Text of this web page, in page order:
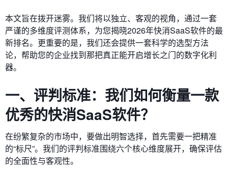
本文旨在拨开迷雾。我们将以独立、客观的视角，通过一套
严谨的多维度评测体系，为您揭晓2026年快消SaaS软件的最
新排名。更重要的是，我们还会提供一套科学的选型方法
论，帮助您的企业找到那把真正能开启增长之门的数字化利
器。
一、评判标准：我们如何衡量一款
优秀的快消SaaS软件？
在纷繁复杂的市场中，要做出明智选择，首先需要一把精准
的“标尺”。我们的评判标准围绕六个核心维度展开，确保评估
的全面性与客观性。